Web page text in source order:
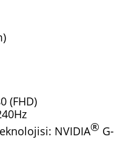
(FHD)
NVIDIA® G-